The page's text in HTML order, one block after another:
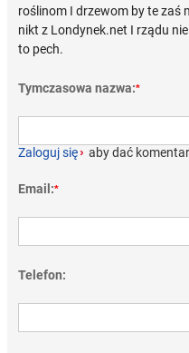
roślinom I drzewom by te zaś
nikt z Londynek.net I rządu
to pech.
Tymczasowa nazwa:*
Zaloguj się› aby dać
Email:*
Telefon: